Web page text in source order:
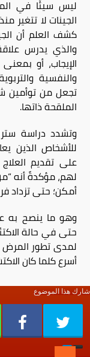
ليس سيئًا في
الجينات لا تتغير
كشف العلم أن
والذي يدرس
الإيجاب، أو
والنفسية
تجعل من توأمين
الملقحة ذاتها.
وتشدد دراسة
للأشخاص الذين
على تقديم
لهم، مؤكدةً أنه
أمكن؛ حتى تزداد
وهو ما ينصح به
حتى في حالة
لمدى تطور
أسرع كلما كان
شارك هذا الموضوع